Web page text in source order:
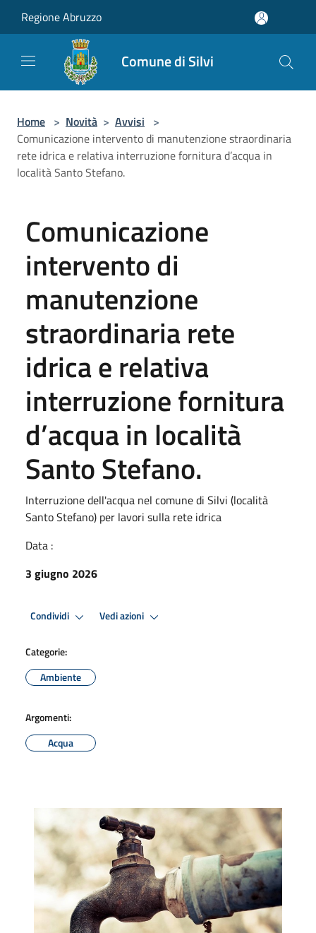
Regione Abruzzo
Comune di Silvi
Home > Novità > Avvisi >
Comunicazione intervento di manutenzione straordinaria
rete idrica e relativa interruzione fornitura d’acqua in
località Santo Stefano.
Comunicazione
intervento di
manutenzione
straordinaria rete
idrica e relativa
interruzione fornitura
d’acqua in località
Santo Stefano.
Interruzione dell'acqua nel comune di Silvi (località
Santo Stefano) per lavori sulla rete idrica
Data :
3 giugno 2026
Condividi Vedi azioni
Categorie:
Ambiente
Argomenti:
Acqua